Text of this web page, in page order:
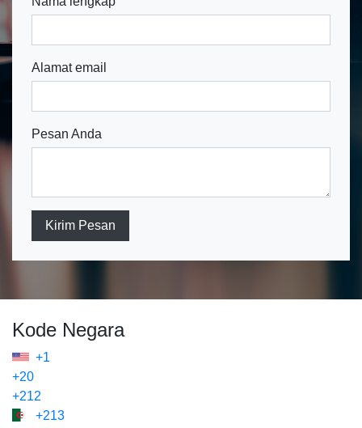
Alamat email
Pesan Anda
Kirim Pesan
Kode Negara
+1
+20
+212
+213